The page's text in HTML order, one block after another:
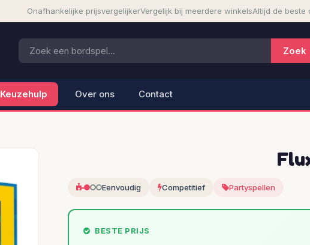
Onafhankelijke prijsvergelijkerVergelijk bij meerdere winkelsAltijd de beste
Keuzehulp Over ons Contact
Eenvoudig Competitief Partyspellen
BESTE PRIJS